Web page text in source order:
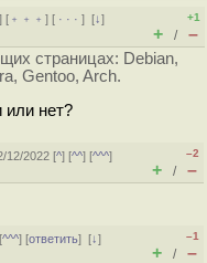
] [ ﹢﹢﹢] [ · · ·][↓]
+1
+ / –
страницах: Debian,
Gentoo, Arch.
или нет?
12/2022 [^] [^^] [^^^]
–2
+ / –
^^^] [ответить][↓]
–1
+ / –